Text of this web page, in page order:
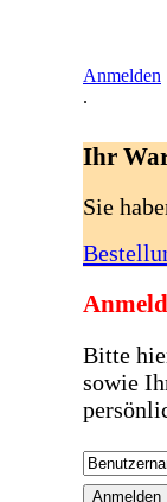
Anmelden
.
Ihr
Sie
Bitte
sowie